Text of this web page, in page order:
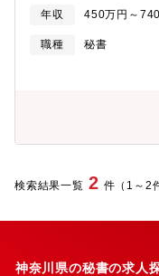
長のためにも、「失敗
あります。年齢・社歴
し、一人ひとりが自分
ジネスを仕掛けること
に業績を伸ばしていま
いため、価格と納期が
ナップしている点が強
また、製品毎に技術部
ています。【働き方】
ポイント同行 ほぼ無
週2-3回程度実施可能※
■資料作
■電話・メ
物対応、請求書精算■会
生する業務 等※役員と
年収 450万円～
職種
秘書
検索結果一覧 2 件（1～2
神奈川県の秘書の求人